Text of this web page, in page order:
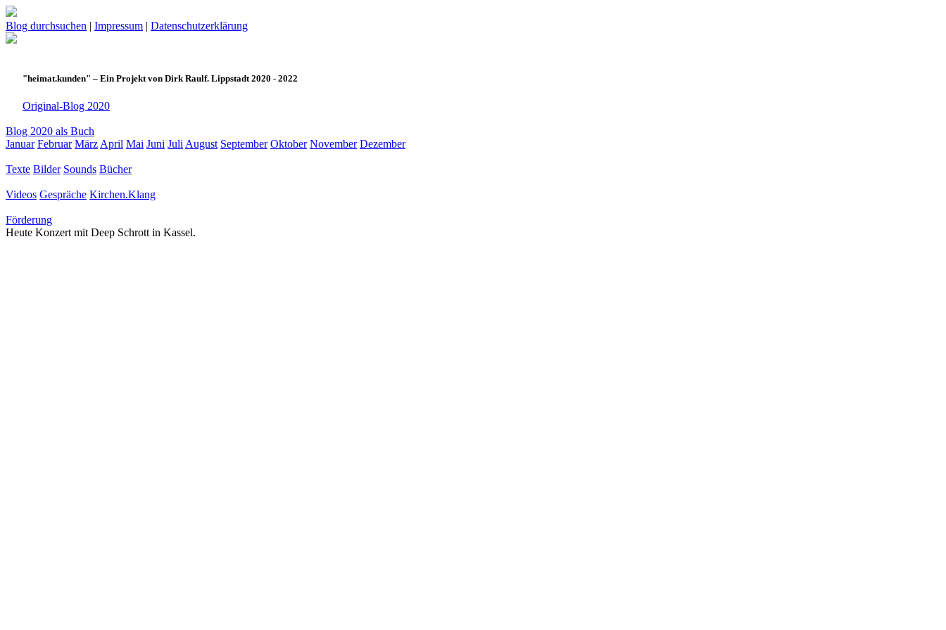
Blog durchsuchen | Impressum | Datenschutzerklärung
"heimat.kunden" – Ein Projekt von Dirk Raulf. Lippstadt 2020 - 2022
Original-Blog 2020
Blog 2020 als Buch
Januar Februar März April Mai Juni Juli August September Oktober November Dezember
Texte Bilder Sounds Bücher
Videos Gespräche Kirchen.Klang
Förderung
Heute Konzert mit Deep Schrott in Kassel.